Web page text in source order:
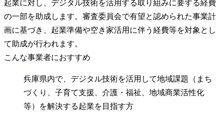
起業に対し、デジタル技術を活用する取り組みに要する経費
の一部を助成します。審査委員会で有望と認められた事業計
画に基づき、起業準備や空き家活用に伴う経費等を対象とし
て助成が行われます。
こんな事業者におすすめ
兵庫県内で、デジタル技術を活用して地域課題（まち
づくり、子育て支援、介護・福祉、地域商業活性化
等）を解決する起業を目指す方